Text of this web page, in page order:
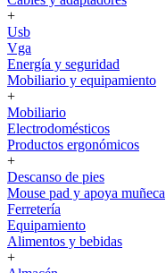
+
Usb
Vga
Energía y seguridad
Mobiliario y equipamiento
+
Mobiliario
Electrodomésticos
Productos ergonómicos
+
Descanso de pies
Mouse pad y apoya muñeca
Ferretería
Equipamiento
Alimentos y bebidas
+